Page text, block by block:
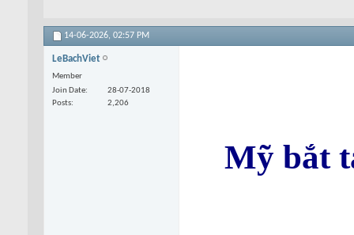
14-06-2026, 02:57 PM
LeBachViet
Member
Join Date
28-07-2018
Posts
2,206
Mỹ bắt